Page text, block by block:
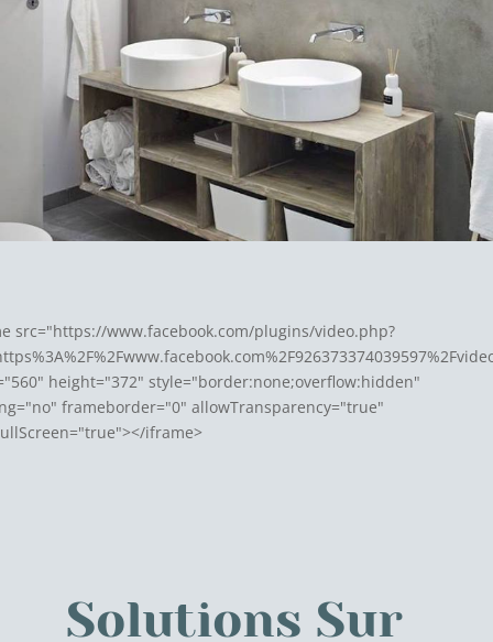
src="https://www.facebook.com/plugins/video.php?
height="372" style="border:none;overflow:hidden"
frameborder="0" allowTransparency="true"
iframe>
Solutions Sur